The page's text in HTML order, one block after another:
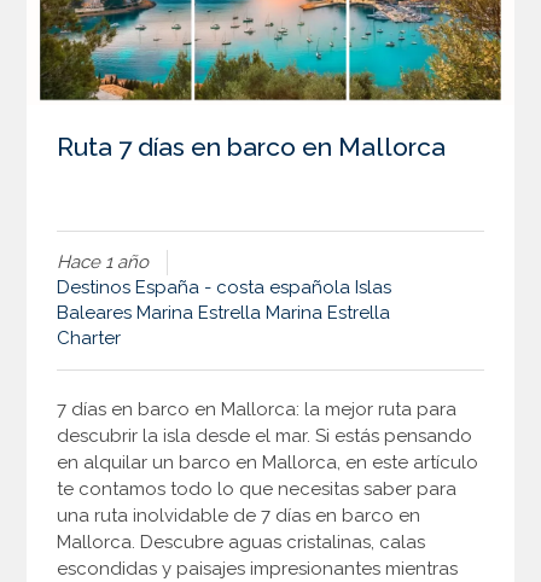
Ruta 7 días en barco en Mallorca
Hace 1 año
Destinos España - costa española Islas
Baleares Marina Estrella Marina Estrella
Charter
7 días en barco en Mallorca: la mejor ruta para
descubrir la isla desde el mar. Si estás pensando
en alquilar un barco en Mallorca, en este artículo
te contamos todo lo que necesitas saber para
una ruta inolvidable de 7 días en barco en
Mallorca. Descubre aguas cristalinas, calas
escondidas y paisajes impresionantes mientras